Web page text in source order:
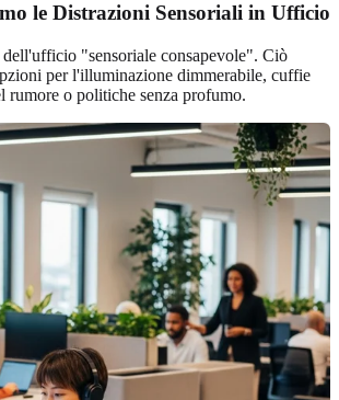
le Distrazioni Sensoriali in Ufficio
dell'ufficio "sensoriale consapevole". Ciò
per l'illuminazione dimmerabile, cuffie
rumore o politiche senza profumo.